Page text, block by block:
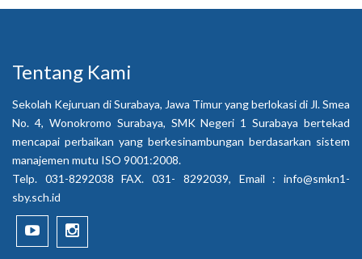
Tentang Kami
Sekolah Kejuruan di Surabaya, Jawa Timur yang berlokasi di Jl. Smea
No. 4, Wonokromo Surabaya, SMK Negeri 1 Surabaya bertekad
mencapai perbaikan yang berkesinambungan berdasarkan sistem
manajemen mutu ISO 9001:2008.
Telp. 031-8292038 FAX. 031- 8292039, Email : info@smkn1-
sby.sch.id